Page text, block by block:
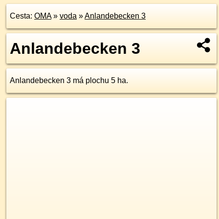
Cesta: OMA» voda »Anlandebecken 3
Anlandebecken 3
Anlandebecken 3 má plochu 5 ha.